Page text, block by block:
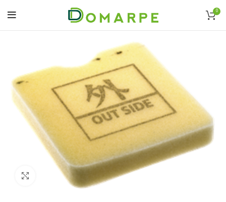
0
Click to enlarge